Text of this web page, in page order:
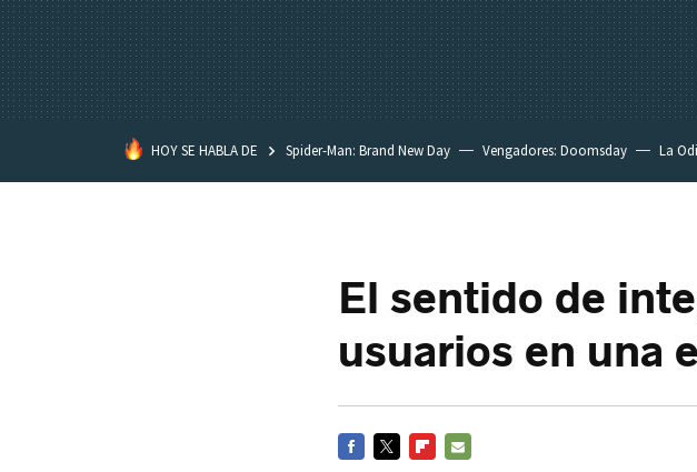
HOY SE HABLA DE Spider-Man: Brand New Day Vengadores: Doomsday La
El sentido de
usuarios en una